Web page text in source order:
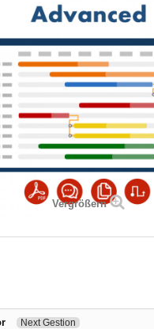
Vergrößern
Next Gestion